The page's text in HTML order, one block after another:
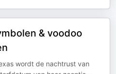
& voodoo
wordt de nachtrust van